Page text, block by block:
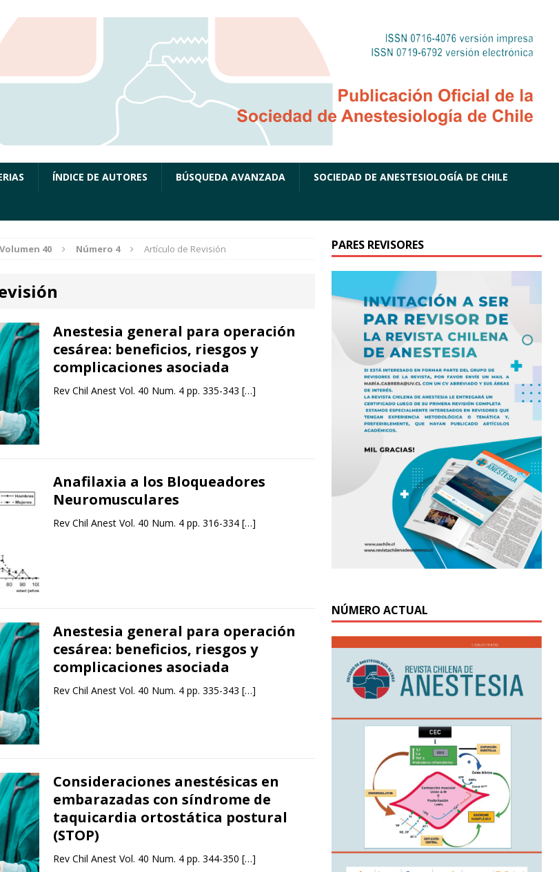
ÍNDICE DE AUTORES BÚSQUEDA AVANZADA SOCIEDAD DE ANESTESIOLOGÍA DE CHILE
Volumen 40 Número 4 Artículo de Revisión
Anestesia general para operación
cesárea: beneficios, riesgos y
complicaciones asociada
Rev Chil Anest Vol. 40 Num. 4 pp. 335-343 […]
Anafilaxia a los Bloqueadores
Neuromusculares
Rev Chil Anest Vol. 40 Num. 4 pp. 316-334 […]
Anestesia general para operación
cesárea: beneficios, riesgos y
complicaciones asociada
Rev Chil Anest Vol. 40 Num. 4 pp. 335-343 […]
Consideraciones anestésicas en
embarazadas con síndrome de
taquicardia ortostática postural
(STOP)
Rev Chil Anest Vol. 40 Num. 4 pp. 344-350 […]
PARES REVISORES
NÚMERO ACTUAL